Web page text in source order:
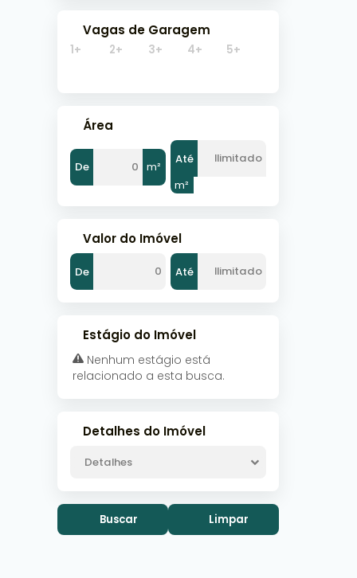
Vagas de Garagem
1+ 2+ 3+ 4+ 5+
Área
De m²
Até
m²
Valor do Imóvel
De Até
Estágio do Imóvel
Nenhum estágio está
relacionado a esta busca.
Detalhes do Imóvel
Detalhes
Buscar Limpar